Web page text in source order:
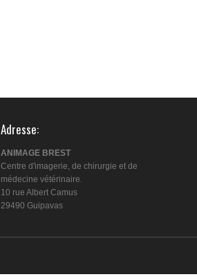
Adresse
ANIMAGE BREST
Centre d'imagerie, de chirurgie et de
médecine vétérinaire.
10 rue Albert Camus
29490 Guipavas